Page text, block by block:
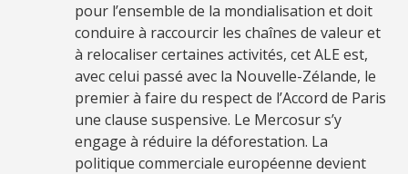
pour l’ensemble de la mondialisation et doit
conduire à raccourcir les chaînes de valeur et
à relocaliser certaines activités, cet ALE est,
avec celui passé avec la Nouvelle-Zélande, le
premier à faire du respect de l’Accord de Paris
une clause suspensive. Le Mercosur s’y
engage à réduire la déforestation. La
politique commerciale européenne devient